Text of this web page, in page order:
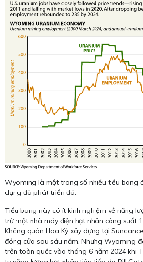
Wyoming là một trong số nhiều tiểu bang
dụng đà phát triển đó.
Tiểu bang này có ít kinh nghiệm về năng
trừ một nhà máy điện hạt nhân công suất
Không quân Hoa Kỳ xây dựng tại
đóng cửa sau sáu năm. Nhưng Wyoming
trên toàn quốc vào tháng 6 năm 2024 khi